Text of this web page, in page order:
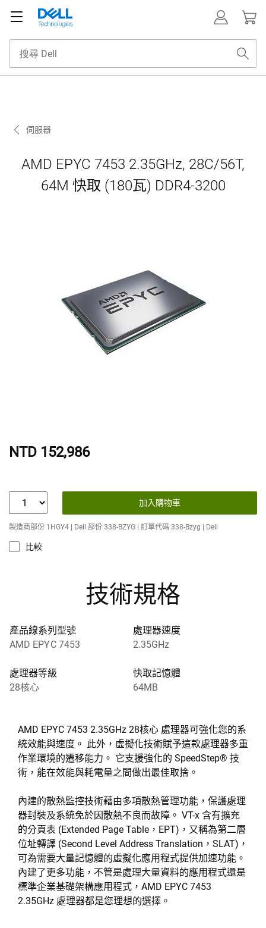
伺服器
AMD EPYC 7453 2.35GHz, 28C/56T,
64M 快取 (180瓦) DDR4-3200
NTD 152,986
加入購物車
製造商部份 1HGY4 | Dell 部份 338-BZYG | 訂單代碼 338-Bzyg | Dell
比較
技術規格
產品線系列型號
AMD EPYC 7453
處理器速度
2.35GHz
處理器等級
28核心
快取記憶體
64MB
AMD EPYC 7453 2.35GHz 28核心 處理器可強化您的系
統效能與速度。 此外，虛擬化技術賦予這款處理器多重
作業環境的遷移能力。 它支援強化的 SpeedStep® 技
術，能在效能與耗電量之間做出最佳取捨。
內建的散熱監控技術藉由多項散熱管理功能，保護處理
器封裝及系統免於因散熱不良而故障。 VT-x 含有擴充
的分頁表 (Extended Page Table，EPT)，又稱為第二層
位址轉譯 (Second Level Address Translation，SLAT)，
可為需要大量記憶體的虛擬化應用程式提供加速功能。
內建了更多功能，不管是處理大量資料的應用程式還是
標準企業基礎架構應用程式，AMD EPYC 7453
2.35GHz 處理器都是您理想的選擇。